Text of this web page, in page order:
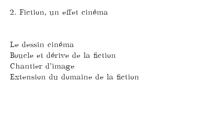
2. Fiction, un effet cinéma
Le dessin cinéma
Boucle et dérive de la fiction
Chantier d’image
Extension du domaine de la fiction